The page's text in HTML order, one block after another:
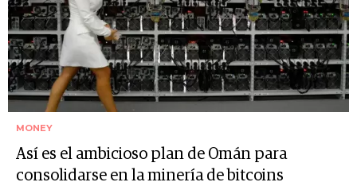
MONEY
Así es el ambicioso plan de Omán para
consolidarse en la minería de bitcoins